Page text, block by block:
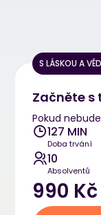
Ukázková
S LÁSKOU A
Začněte s
Pokud
127 MIN
Doba trvání
10
Absolventů
990 Kč